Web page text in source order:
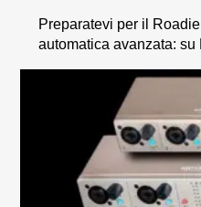
Preparatevi per il
automatica avanzata: su